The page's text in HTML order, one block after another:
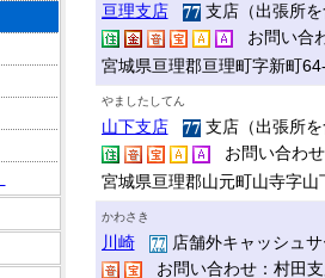
亘理支店
支店（出張所
お問い合
宮城県亘理郡亘理町字新町
やましたしてん
山下支店
支店（出張所
お問い合わ
宮城県亘理郡山元町山寺字山
かわさき
川崎
店舗外キャッシュ
お問い合わせ：村田